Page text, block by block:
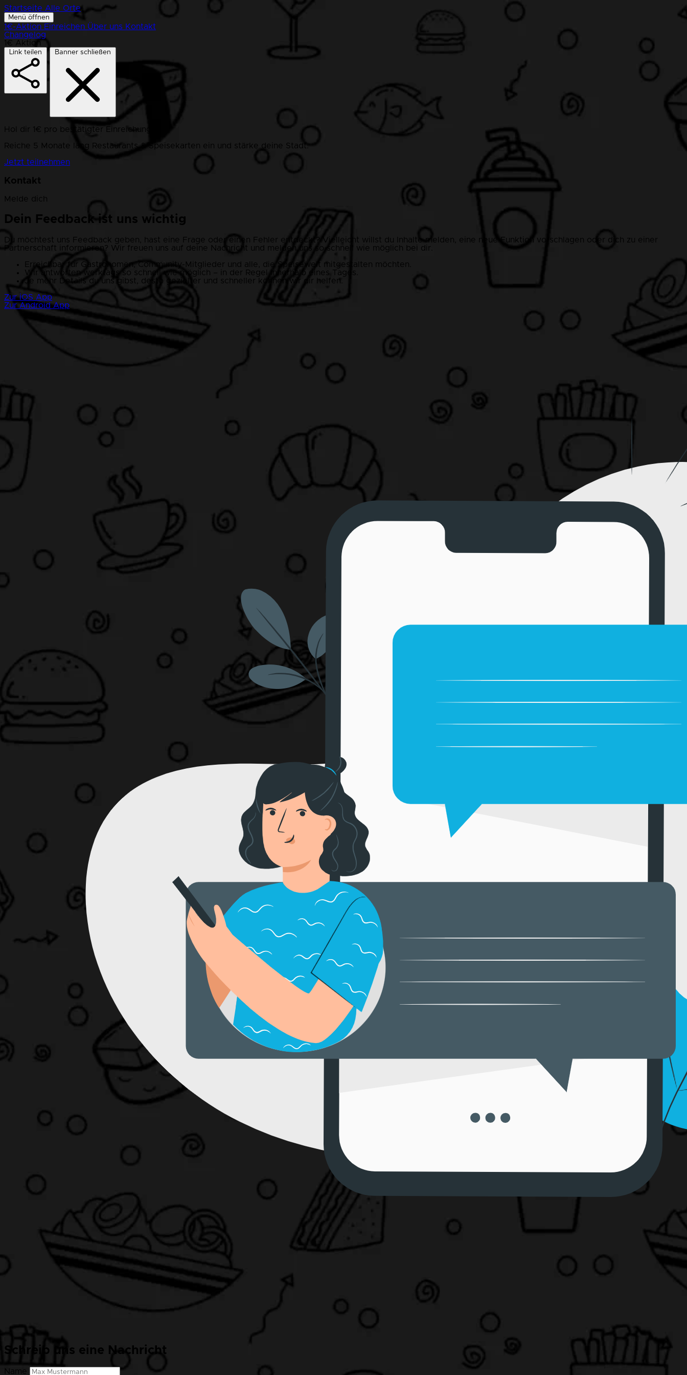
Startseite Alle Orte
Menü öffnen
1€-Aktion Einreichen Über uns Kontakt
Changelog
1€ Aktion
Link teilen Banner schließen
Hol dir 1€ pro bestätigter Einreichung!
Reiche 5 Monate lang Restaurants & Speisekarten ein und stärke deine Stadt.
Jetzt teilnehmen
Kontakt
Melde dich
Dein Feedback ist uns wichtig
Du möchtest uns Feedback geben, hast eine Frage oder einen Fehler entdeckt? Vielleicht willst du Inhalte melden, eine neue Funktion vorschlagen oder dich zu einer
Partnerschaft informieren? Wir freuen uns auf deine Nachricht und melden uns so schnell wie möglich bei dir.
Erreichbar für Gastronomen, Community-Mitglieder und alle, die Speisewelt mitgestalten möchten.
Wir antworten werktags so schnell wie möglich – in der Regel innerhalb eines Tages.
Je mehr Details du uns gibst, desto gezielter und schneller können wir dir helfen.
Zur iOS App
Zur Android App
Schreib uns eine Nachricht
Name